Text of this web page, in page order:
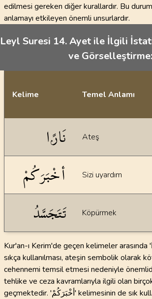
edilmesi gereken diğer kurallardır. Bu
anlamayı etkileyen önemli unsurlardır.
Leyl Suresi 14. Ayet ile İlgili
ve Görselleştirme:
Kelime Temel Anlamı
نَارًۭا Ateş
أخْبَرَكُمْ Sizi uyardım
تَتَجَسَّدُ Köpürmek
Kur'an-ı Kerim'de geçen kelimeler arasında 'نَارًۭا' kelimesinin
sıkça kullanılması, ateşin sembolik olarak
cehennemi temsil etmesi nedeniyle
tehlike ve ceza kavramlarıyla ilgili olan
geçmektedir. 'أخْبَرَكُمْ' kelimesinin de sık kullanılması, uyarı ve